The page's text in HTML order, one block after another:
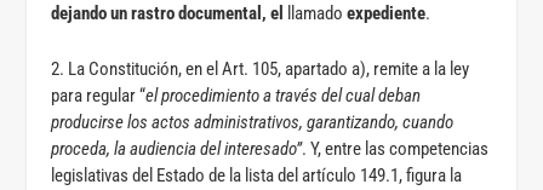
dejando un rastro documental, el
llamadoexpediente.
2. La Constitución, en el Art. 105, apartado a), remite a la ley
para regular “el procedimiento a través del cual deban
producirse los actos administrativos, garantizando, cuando
proceda, la audiencia del interesado”. Y, entre las competencias
legislativas del Estado de la lista del artículo 149.1, figura la